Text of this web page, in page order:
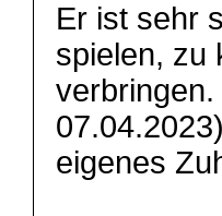
Er ist sehr
spielen, zu
eigenes